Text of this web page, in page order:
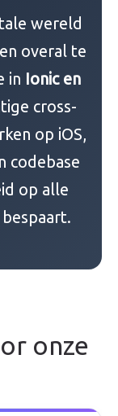
wereld
overal te
in Ionic en
cross-
op iOS,
codebase
op alle
onze